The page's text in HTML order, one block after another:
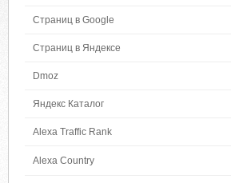
Страниц в Google
Страниц в Яндексе
Dmoz
Яндекс Каталог
Alexa Traffic Rank
Alexa Country